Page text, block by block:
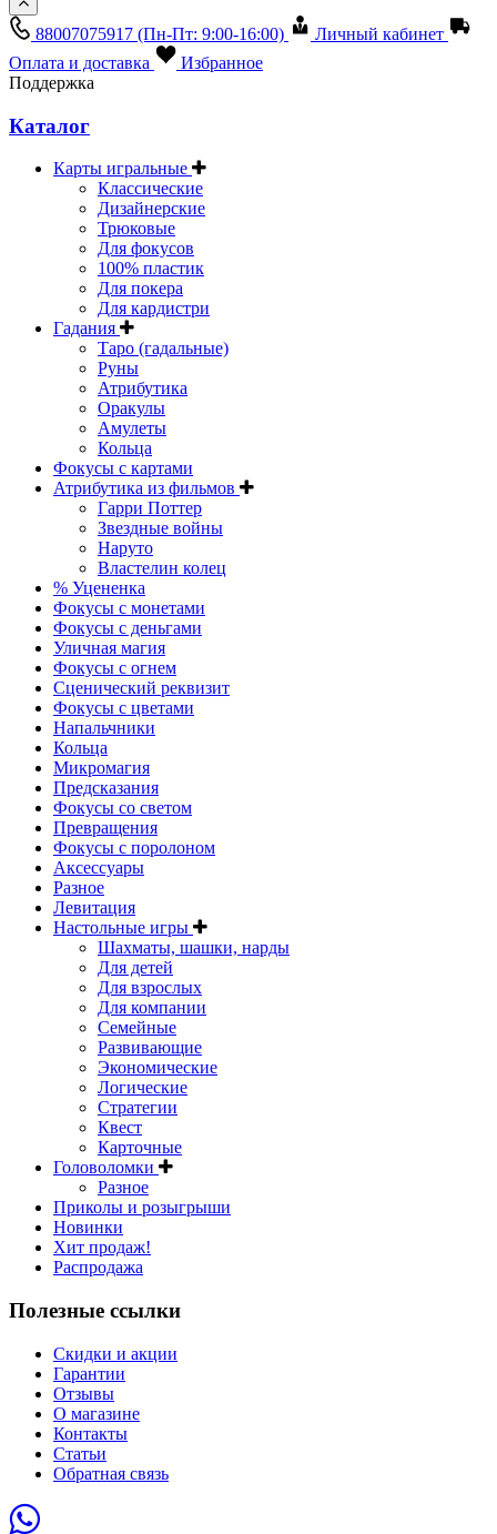
88007075917 (Пн-Пт: 9:00-16:00)
Личный кабинет
Оплата и доставка
Избранное
Поддержка
Каталог
Карты игральные
Классические
Дизайнерские
Трюковые
Для фокусов
100% пластик
Для покера
Для кардистри
Гадания
Таро (гадальные)
Руны
Атрибутика
Оракулы
Амулеты
Кольца
Фокусы с картами
Атрибутика из фильмов
Гарри Поттер
Звездные войны
Наруто
Властелин колец
% Уцененка
Фокусы с монетами
Фокусы с деньгами
Уличная магия
Фокусы с огнем
Сценический реквизит
Фокусы с цветами
Напальчники
Кольца
Микромагия
Предсказания
Фокусы со светом
Превращения
Фокусы с поролоном
Аксессуары
Разное
Левитация
Настольные игры
Шахматы, шашки, нарды
Для детей
Для взрослых
Для компании
Семейные
Развивающие
Экономические
Логические
Стратегии
Квест
Карточные
Головоломки
Разное
Приколы и розыгрыши
Новинки
Хит продаж!
Распродажа
Полезные ссылки
Скидки и акции
Гарантии
Отзывы
О магазине
Контакты
Статьи
Обратная связь